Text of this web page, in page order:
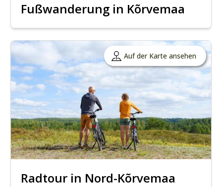
Fußwanderung in Kõrvemaa
Auf der Karte ansehen
Radtour in Nord-Kõrvemaa